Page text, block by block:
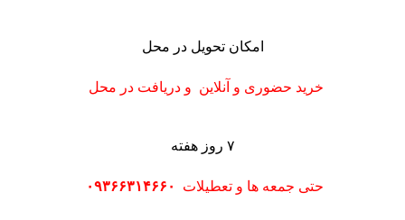
امکان تحویل در محل
خرید حضوری و آنلاین و دریافت در محل
۷ روز هفته
حتی جمعه ها و تعطیلات ۰۹۳۶۶۳۱۴۶۶۰